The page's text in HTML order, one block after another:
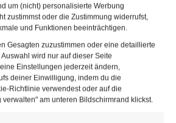
um (nicht) personalisierte Werbung
zustimmst oder die Zustimmung widerrufst,
und Funktionen beeinträchtigen.
Gesagten zuzustimmen oder eine detaillierte
wird nur auf dieser Seite
Einstellungen jederzeit ändern,
deiner Einwilligung, indem du die
Richtlinie verwendest oder auf die
am unteren Bildschirmrand klickst.